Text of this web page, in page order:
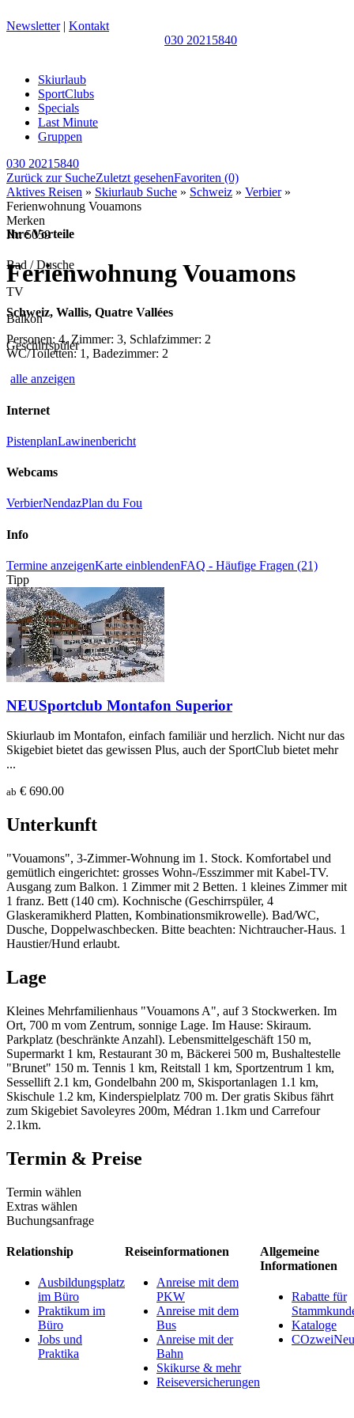
Newsletter| Kontakt
030 20215840
Skiurlaub
SportClubs
Specials
Last Minute
Gruppen
030 20215840
Zurück zur SucheZuletzt gesehenFavoriten (0)
Aktives Reisen » Skiurlaub Suche » Schweiz » Verbier»
Ferienwohnung Vouamons
Merken
Nr.5059
Ferienwohnung Vouamons
Schweiz, Wallis, Quatre Vallées
Personen: 4, Zimmer: 3, Schlafzimmer: 2
WC/Toiletten: 1, Badezimmer: 2
Ihre Vorteile
Bad / Dusche
TV
Balkon
Geschirrspüler
alle anzeigen
Internet
PistenplanLawinenbericht
Webcams
VerbierNendazPlan du Fou
Info
Termine anzeigenKarte einblendenFAQ - Häufige Fragen (21)
Tipp
NEUSportclub Montafon Superior
Skiurlaub im Montafon, einfach familiär und herzlich. Nicht nur das
Skigebiet bietet das gewissen Plus, auch der SportClub bietet mehr
...
ab € 690.00
Unterkunft
"Vouamons", 3-Zimmer-Wohnung im 1. Stock. Komfortabel und
gemütlich eingerichtet: grosses Wohn-/Esszimmer mit Kabel-TV.
Ausgang zum Balkon. 1 Zimmer mit 2 Betten. 1 kleines Zimmer mit
1 franz. Bett (140 cm). Kochnische (Geschirrspüler, 4
Glaskeramikherd Platten, Kombinationsmikrowelle). Bad/WC,
Dusche, Doppelwaschbecken. Bitte beachten: Nichtraucher-Haus. 1
Haustier/Hund erlaubt.
Lage
Kleines Mehrfamilienhaus "Vouamons A", auf 3 Stockwerken. Im
Ort, 700 m vom Zentrum, sonnige Lage. Im Hause: Skiraum.
Parkplatz (beschränkte Anzahl). Lebensmittelgeschäft 150 m,
Supermarkt 1 km, Restaurant 30 m, Bäckerei 500 m, Bushaltestelle
"Brunet" 150 m. Tennis 1 km, Reitstall 1 km, Sportzentrum 1 km,
Sessellift 2.1 km, Gondelbahn 200 m, Skisportanlagen 1.1 km,
Skischule 1.2 km, Kinderspielplatz 700 m. Der gratis Skibus fährt
zum Skigebiet Savoleyres 200m, Médran 1.1km und Carrefour
2.1km.
Termin & Preise
Termin wählen
Extras wählen
Buchungsanfrage
Relationship
Ausbildungsplatz
im Büro
Praktikum im
Büro
Jobs und
Praktika
Reiseinformationen
Anreise mit dem
PKW
Anreise mit dem
Bus
Anreise mit der
Bahn
Skikurse & mehr
Reiseversicherungen
Allgemeine
Informationen
Rabatte für
Kataloge